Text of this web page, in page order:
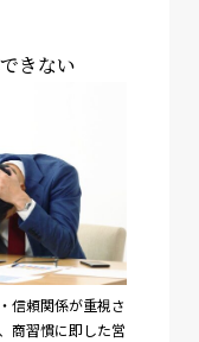
きない
信頼関係が重視さ
商習慣に即した営